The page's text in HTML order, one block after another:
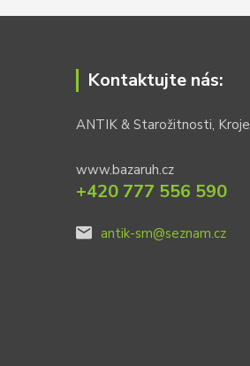
Kontaktujte nás:
ANTIK & Starožitnosti, Kroje
www.bazaruh.cz
+420 777 556 590
antik-sm@seznam.cz